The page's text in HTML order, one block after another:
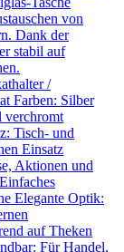
von
Dank der
stabil auf
/
Farben: Silber
verchromt
Tisch- und
Einsatz
Aktionen und
Elegante Optik:
auf Theken
Für Handel,